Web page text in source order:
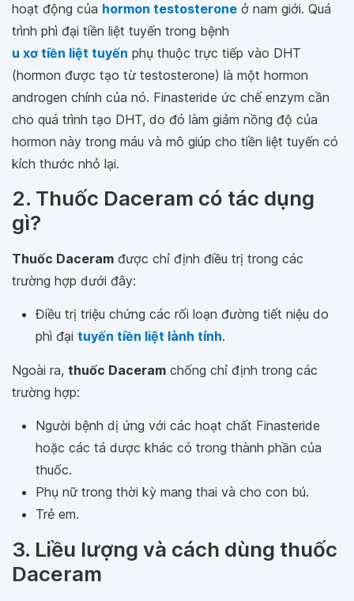
hoạt động của hormon testosterone ở nam giới. Quá
trình phì đại tiền liệt tuyến trong bệnh
u xơ tiền liệt tuyến phụ thuộc trực tiếp vào DHT
(hormon được tạo từ testosterone) là một hormon
androgen chính của nó. Finasteride ức chế enzym cần
cho quá trình tạo DHT, do đó làm giảm nồng độ của
hormon này trong máu và mô giúp cho tiền liệt tuyến có
kích thước nhỏ lại.
2. Thuốc Daceram có tác dụng
gì?
Thuốc Daceram được chỉ định điều trị trong các
trường hợp dưới đây:
Điều trị triệu chứng các rối loạn đường tiết niệu do
phì đại tuyến tiền liệt lành tính.
Ngoài ra, thuốc Daceram chống chỉ định trong các
trường hợp:
Người bệnh dị ứng với các hoạt chất Finasteride
hoặc các tá dược khác có trong thành phần của
thuốc.
Phụ nữ trong thời kỳ mang thai và cho con bú.
Trẻ em.
3. Liều lượng và cách dùng thuốc
Daceram